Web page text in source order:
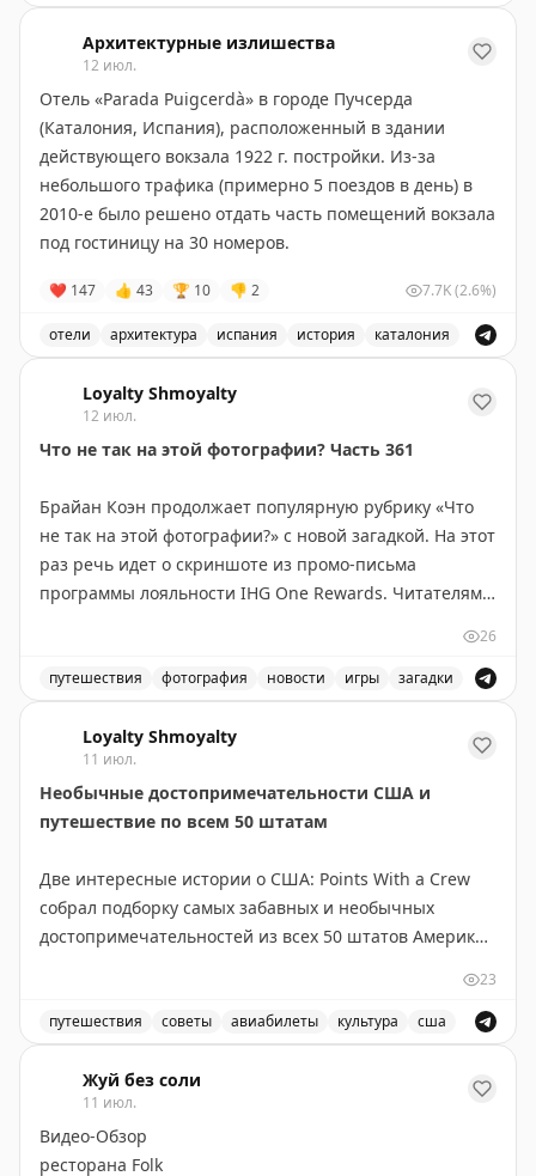
справедливо конкурируют, особенно если оставить
место для неожиданных открытий.
Points Miles and Bling|Original
Архитектурные излишества
12 июл.
Отель «Parada Puigcerdà» в городе Пучсерда
(Каталония, Испания), расположенный в здании
действующего вокзала 1922 г. постройки. Из-за
небольшого трафика (примерно 5 поездов в день) в
2010-е было решено отдать часть помещений вокзала
под гостиницу на 30 номеров.
❤ 147 👍 43 🏆 10 👎 2 7.7K(2.6%)
отели архитектура испания история каталония
Loyalty Shmoyalty
12 июл.
Что не так на этой фотографии? Часть 361
Брайан Коэн продолжает популярную рубрику «Что
не так на этой фотографии?» с новой загадкой. На этот
раз речь идет о скриншоте из промо-письма
программы лояльности IHG One Rewards. Читателям
приведен ответ на предыдущую загадку (часть 360) —
фото дорожных знаков в Вайоминге с почти
нечитаемыми номерами трасс из-за эрозии
материала. Брайан приглашает читателей присылать
свои фотографии и скриншоты для участия в серии
статей.
The Gate with Brian Cohen|Original
26
путешествия фотография новости игры загадки
Loyalty Shmoyalty
11 июл.
Необычные достопримечательности США и
путешествие по всем 50 штатам
Две интересные истории о США: Points With a Crew
собрал подборку самых забавных и необычных
достопримечательностей из всех 50 штатов Америки.
огромной синей статуи мустанга у аэропорта Денвера
и парка Big Bone Lick в Кентукки.
В то же время австралийский путешественник Wild
About Travel завершил амбициозный проект —
посетил все 50 штатов США за 35 лет. Его
23
путешествия советы авиабилеты культура сша
Жуй без соли
11 июл.
Видео-Обзор
ресторана Folk